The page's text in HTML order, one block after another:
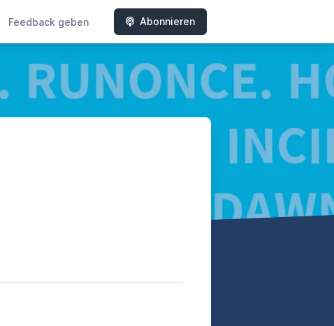
Feedback geben Abonnieren